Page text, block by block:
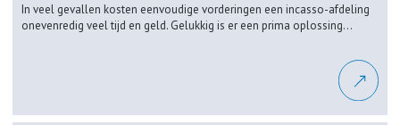
In veel gevallen kosten eenvoudige vorderingen een incasso-afdeling
onevenredig veel tijd en geld. Gelukkig is er een prima oplossing...